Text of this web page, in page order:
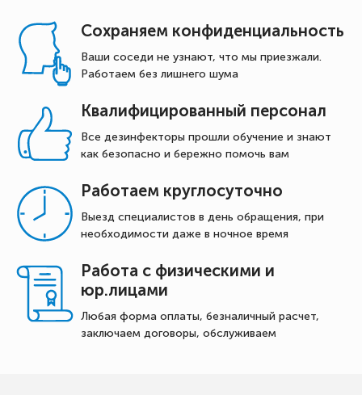
Сохраняем конфиденциальность
Ваши соседи не узнают, что мы приезжали.
Работаем без лишнего шума
Квалифицированный персонал
Все дезинфекторы прошли обучение и знают
как безопасно и бережно помочь вам
Работаем круглосуточно
Выезд специалистов в день обращения, при
необходимости даже в ночное время
Работа с физическими и
юр.лицами
Любая форма оплаты, безналичный расчет,
заключаем договоры, обслуживаем